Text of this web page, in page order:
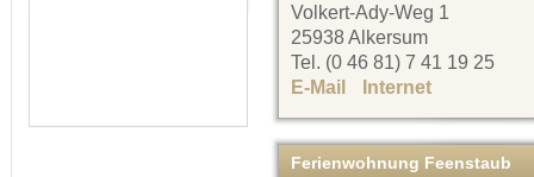
Volkert-Ady-Weg 1
25938 Alkersum
Tel. (0 46 81) 7 41 19 25
E-Mail
Internet
Ferienwohnung Feenstaub